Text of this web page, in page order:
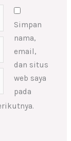
Simpan
nama,
email,
dan situs
web saya
pada